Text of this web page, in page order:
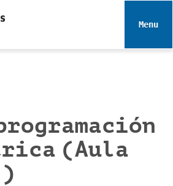
Toggle
programación
(Aula